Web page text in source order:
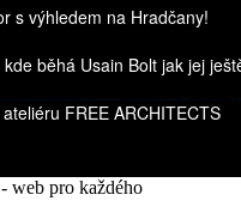
- web pro každého